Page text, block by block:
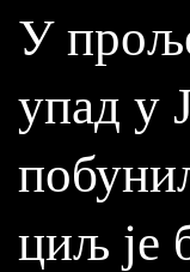
У
упад у
циљ је